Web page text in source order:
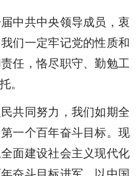
共中央领导成员，衷
们一定牢记党的性质和
任，恪尽职守、勤勉工
。
同努力，我们如期全
一个百年奋斗目标。现
面建设社会主义现代化